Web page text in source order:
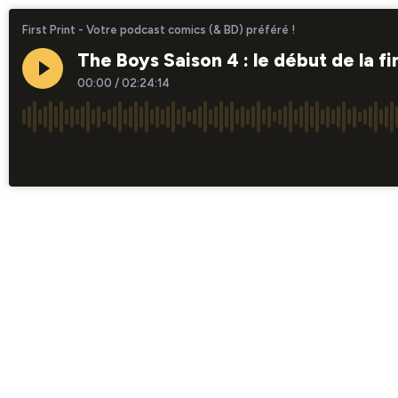
First Print - Votre podcast comics (& BD) préféré !
The Boys Saison 4 : le début de la
00:00 /02:24:14